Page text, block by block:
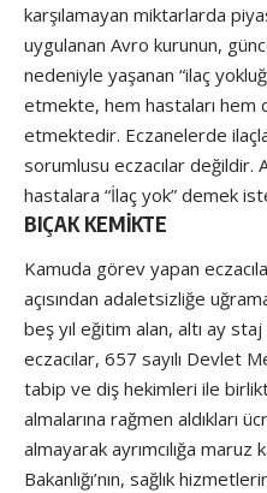
karşılamayan miktarlarda
uygulanan Avro kurunun,
nedeniyle yaşanan “ilaç
etmekte, hem hastaları hem
etmektedir. Eczanelerde
sorumlusu eczacılar değildir.
hastalara “İlaç yok” demek
BIÇAK KEMİKTE
Kamuda görev yapan
açısından adaletsizliğe
beş yıl eğitim alan, altı ay
eczacılar, 657 sayılı Devlet
tabip ve diş hekimleri ile
almalarına rağmen aldıkları
almayarak ayrımcılığa maruz
Bakanlığı’nın, sağlık